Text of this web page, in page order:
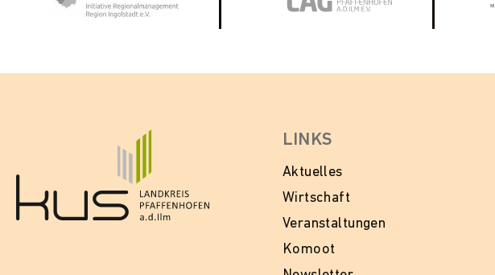
LINKS
Aktuelles
Wirtschaft
Veranstaltungen
Komoot